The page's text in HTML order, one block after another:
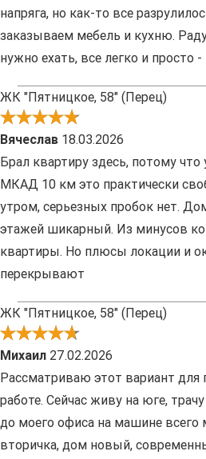
напряга, но как-то все
заказываем мебель и кухню.
нужно ехать, все легко и
ЖК "Пятницкое, 58" (Перец)
Вячеслав 18.03.2026
Брал квартиру здесь, потому что
МКАД 10 км это практически
утром, серьезных пробок нет.
этажей шикарный. Из минусов
квартиры. Но плюсы локации и
перекрывают
ЖК "Пятницкое, 58" (Перец)
Михаил 27.02.2026
Рассматриваю этот вариант для
работе. Сейчас живу на юге,
до моего офиса на машине всего
вторичка, дом новый,